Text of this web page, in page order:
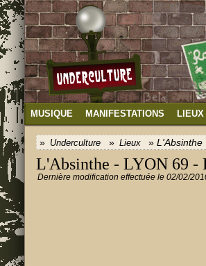
MUSIQUE MANIFESTATIONS LIEUX
Underculture Lieux L'Absinthe
L'Absinthe - LYON 69 -
Dernière modification effectuée le 02/02/